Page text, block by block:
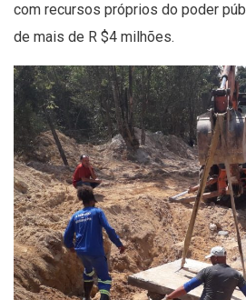
com recursos próprios do poder
de mais de R $4 milhões.